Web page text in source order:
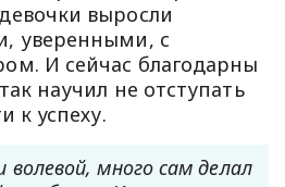
выросли
уверенными, с
И сейчас благодарны
научил не отступать
к успеху.
волевой, много сам делал